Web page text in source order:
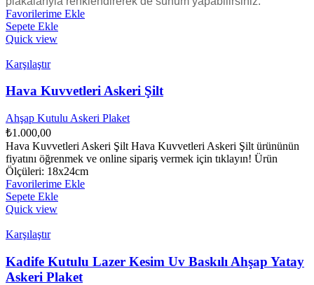
Favorilerime Ekle
Sepete Ekle
Quick view
Karşılaştır
Hava Kuvvetleri Askeri Şilt
Ahşap Kutulu Askeri Plaket
₺1.000,00
Hava Kuvvetleri Askeri Şilt Hava Kuvvetleri Askeri Şilt ürününün
fiyatını öğrenmek ve online sipariş vermek için tıklayın! Ürün
Ölçüleri: 18x24cm
Favorilerime Ekle
Sepete Ekle
Quick view
Karşılaştır
Kadife Kutulu Lazer Kesim Uv Baskılı Ahşap Yatay
Askeri Plaket